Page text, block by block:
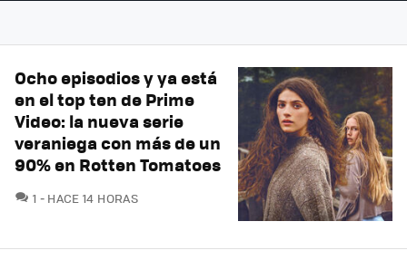
Ocho episodios y ya está
en el top ten de Prime
Video: la nueva serie
veraniega con más de un
90% en Rotten Tomatoes
1 COMENTARIOS
HACE 14 HORAS